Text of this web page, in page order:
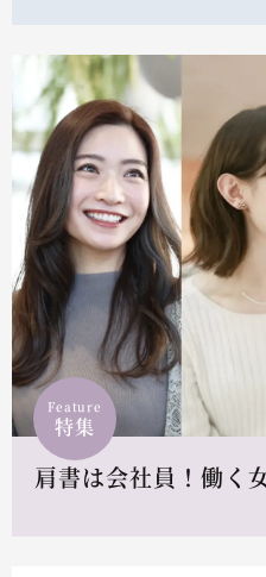
Feature
特集
肩書は会社員！働く